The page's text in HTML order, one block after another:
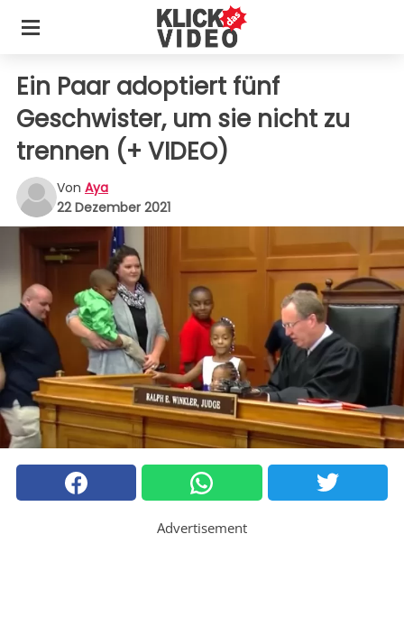
Ein Paar adoptiert fünf
Geschwister, um sie nicht zu
trennen (+ VIDEO)
Von Aya
22 Dezember 2021
Advertisement